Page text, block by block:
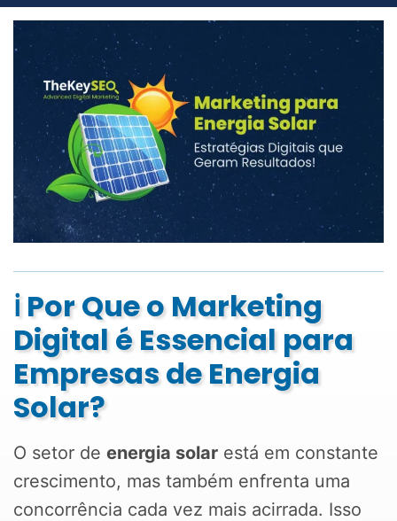
ℹ️ Por Que o Marketing
Digital é Essencial para
Empresas de Energia
Solar?
O setor de energia solar está em constante
crescimento, mas também enfrenta uma
concorrência cada vez mais acirrada. Isso